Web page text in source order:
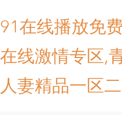
91在线播放免
在线激情专区,
人妻精品一区